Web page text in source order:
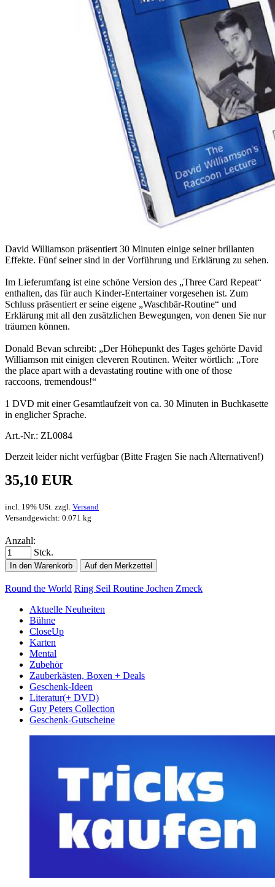
David Williamson präsentiert 30 Minuten einige seiner brillanten
Effekte. Fünf seiner sind in der Vorführung und Erklärung zu sehen.
Im Lieferumfang ist eine schöne Version des „Three Card Repeat“
enthalten, das für auch Kinder-Entertainer vorgesehen ist. Zum
Schluss präsentiert er seine eigene „Waschbär-Routine“ und
Erklärung mit all den zusätzlichen Bewegungen, von denen Sie nur
träumen können.
Donald Bevan schreibt: „Der Höhepunkt des Tages gehörte David
Williamson mit einigen cleveren Routinen. Weiter wörtlich: „Tore
the place apart with a devastating routine with one of those
raccoons, tremendous!“
1 DVD mit einer Gesamtlaufzeit von ca. 30 Minuten in Buchkasette
in englicher Sprache.
Art.-Nr.: ZL0084
Derzeit leider nicht verfügbar (Bitte Fragen Sie nach Alternativen!)
35,10 EUR
incl. 19% USt. zzgl. Versand
Versandgewicht: 0.071 kg
Anzahl:
Stck.
In den Warenkorb Auf den Merkzettel
Round the World Ring Seil Routine Jochen Zmeck
Aktuelle Neuheiten
Bühne
CloseUp
Karten
Mental
Zubehör
Zauberkästen, Boxen + Deals
Geschenk-Ideen
Literatur(+ DVD)
Guy Peters Collection
Geschenk-Gutscheine